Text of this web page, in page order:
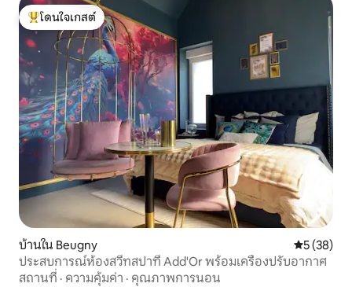
โดนใจเกสต์ที่สุด
โดนใจเกสต์
บ้านใน Beugny คะแนนเฉลี่
5 (38)
ประสบการณ์ห้องสวีทสปาที่ Add'Or พร้อมเครื่องปรับอากาศ
สถานที่ · ความคุ้มค่า · คุณภาพการนอน